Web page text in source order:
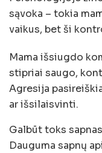
sąvoka – tokia
vaikus, bet ši
Mama išsiugdo
stipriai saugo,
Agresija
ar išsilaisvinti.
Galbūt toks
Dauguma sapnų